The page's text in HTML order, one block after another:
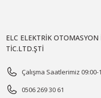
ELC ELEKTRİK OTOMASYON
TİC.LTD.ŞTİ
Çalışma Saatlerimiz
0506 269 30 61